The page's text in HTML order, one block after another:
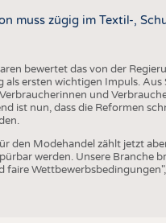
muss zügig im Textil-,
bewertet das von der
ersten wichtigen Impuls. Aus
und
ist nun, dass die Reformen
den Modehandel zählt jetzt
werden. Unsere Branche